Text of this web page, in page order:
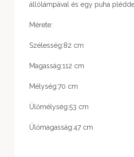
állólámpával és egy puha
Mérete:
Szélesség:82 cm
Magasság:112 cm
Mélység:70 cm
Ülőmélység:53 cm
Ülőmagasság:47 cm